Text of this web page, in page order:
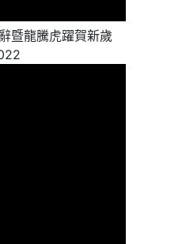
暨龍騰虎躍賀新歲